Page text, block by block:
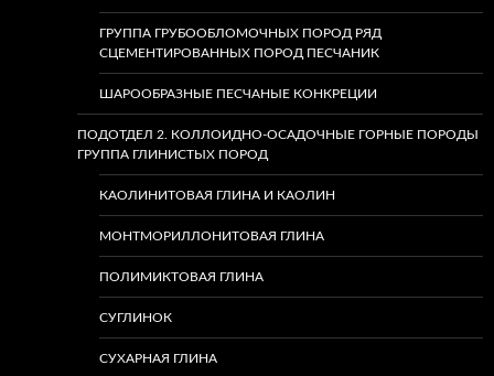
ГРУППА ГРУБООБЛОМОЧНЫХ ПОРОД РЯД
СЦЕМЕНТИРОВАННЫХ ПОРОД ПЕСЧАНИК
ШАРООБРАЗНЫЕ ПЕСЧАНЫЕ КОНКРЕЦИИ
ПОДОТДЕЛ 2. КОЛЛОИДНО-ОСАДОЧНЫЕ ГОРНЫЕ ПОРОДЫ
ГРУППА ГЛИНИСТЫХ ПОРОД
КАОЛИНИТОВАЯ ГЛИНА И КАОЛИН
МОНТМОРИЛЛОНИТОВАЯ ГЛИНА
ПОЛИМИКТОВАЯ ГЛИНА
СУГЛИНОК
СУХАРНАЯ ГЛИНА